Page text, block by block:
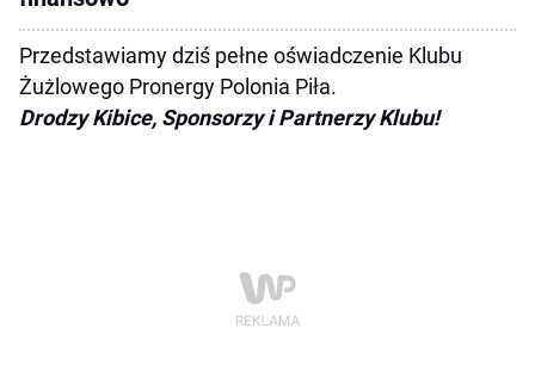
Przedstawiamy dziś pełne oświadczenie Klubu
Żużlowego Pronergy Polonia Piła.
Drodzy Kibice, Sponsorzy i Partnerzy Klubu!